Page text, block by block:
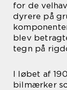
for de
dyrere på
blev
tegn på
I løbet af
bilmærker